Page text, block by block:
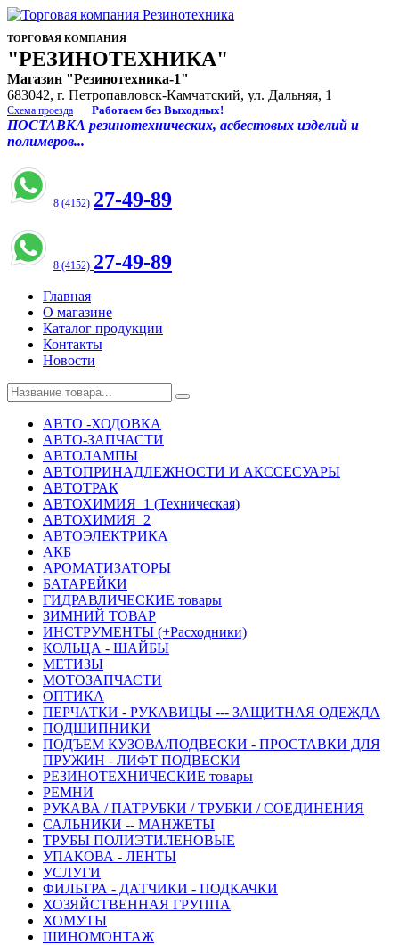
ТОРГОВАЯ КОМПАНИЯ
"РЕЗИНОТЕХНИКА"
Магазин "Резинотехника-1"
683042, г. Петропавловск-Камчатский, ул. Дальняя, 1
Схема проезда Работаем без Выходных!
ПОСТАВКА резинотехнических, асбестовых изделий и
полимеров...
8 (4152) 27-49-89
8 (4152) 27-49-89
Главная
О магазине
Каталог продукции
Контакты
Новости
АВТО -ХОДОВКА
АВТО-ЗАПЧАСТИ
АВТОЛАМПЫ
АВТОПРИНАДЛЕЖНОСТИ И АКССЕСУАРЫ
АВТОТРАК
АВТОХИМИЯ_1 (Техническая)
АВТОХИМИЯ_2
АВТОЭЛЕКТРИКА
АКБ
АРОМАТИЗАТОРЫ
БАТАРЕЙКИ
ГИДРАВЛИЧЕСКИЕ товары
ЗИМНИЙ ТОВАР
ИНСТРУМЕНТЫ (+Расходники)
КОЛЬЦА - ШАЙБЫ
МЕТИЗЫ
МОТОЗАПЧАСТИ
ОПТИКА
ПЕРЧАТКИ - РУКАВИЦЫ --- ЗАЩИТНАЯ ОДЕЖДА
ПОДШИПНИКИ
ПОДЪЕМ КУЗОВА/ПОДВЕСКИ - ПРОСТАВКИ ДЛЯ
ПРУЖИН - ЛИФТ ПОДВЕСКИ
РЕЗИНОТЕХНИЧЕСКИЕ товары
РЕМНИ
РУКАВА / ПАТРУБКИ / ТРУБКИ / СОЕДИНЕНИЯ
САЛЬНИКИ -- МАНЖЕТЫ
ТРУБЫ ПОЛИЭТИЛЕНОВЫЕ
УПАКОВА - ЛЕНТЫ
УСЛУГИ
ФИЛЬТРА - ДАТЧИКИ - ПОДКАЧКИ
ХОЗЯЙСТВЕННАЯ ГРУППА
ХОМУТЫ
ШИНОМОНТАЖ